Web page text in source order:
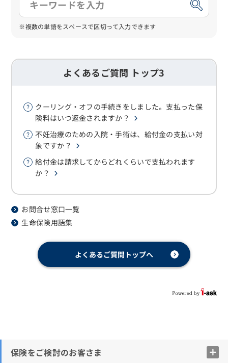
※複数の単語をスペースで区切って入力できます
よくあるご質問 トップ3
クーリング・オフの手続きをしました。支払った保
険料はいつ返金されますか？
不妊治療のための入院・手術は、給付金の支払い対
象ですか？
給付金は請求してからどれくらいで支払われます
か？
お問合せ窓口一覧
生命保険用語集
よくあるご質問トップへ
保険をご検討のお客さま